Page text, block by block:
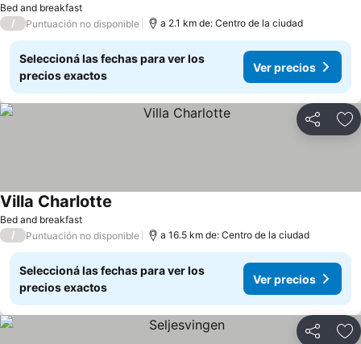
Bed and breakfast
/ Puntuación no disponible a 2.1 km de: Centro de la ciudad
Seleccioná las fechas para ver los
precios exactos
Ver precios
Compartir
Bed and breakfast
Villa Charlotte
/ Puntuación no disponible a 16.5 km de: Centro de la ciudad
Seleccioná las fechas para ver los
precios exactos
Ver precios
Compartir